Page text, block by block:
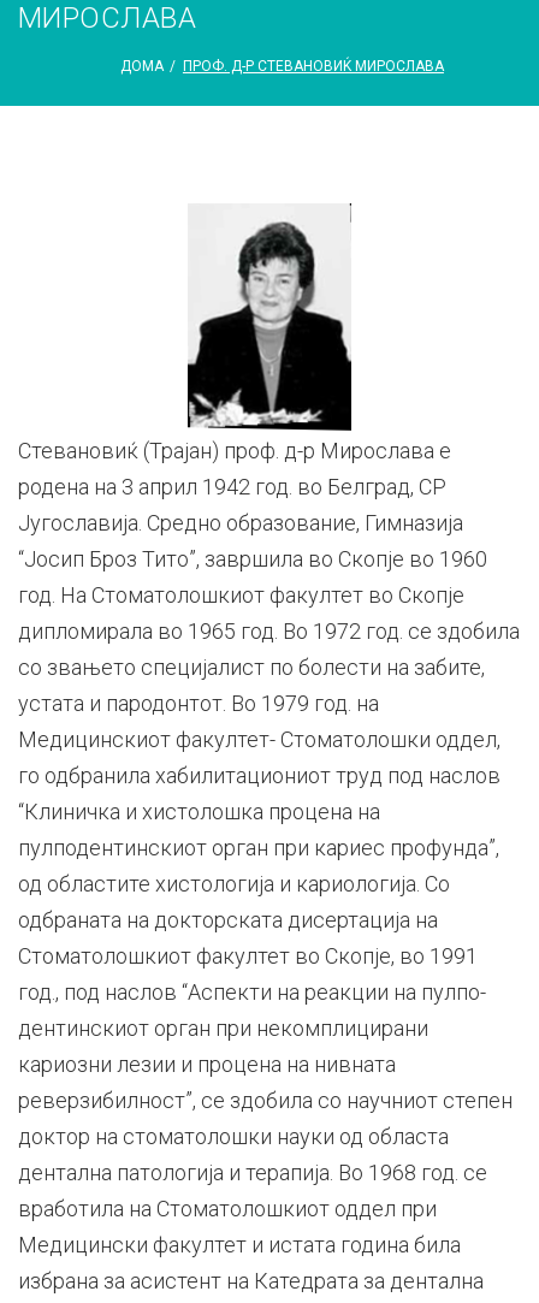
МИРОСЛАВА
ДОМА / ПРОФ. Д-Р СТЕВАНОВИЌ МИРОСЛАВА
Стевановиќ (Трајан) проф. д-р Мирослава е
родена на 3 април 1942 год. во Белград, СР
Југославија. Средно образование, Гимназија
“Јосип Броз Тито”, завршила во Скопје во 1960
год. На Стоматолошкиот факултет во Скопје
дипломирала во 1965 год. Во 1972 год. се здобила
со звањето специјалист по болести на забите,
устата и пародонтот. Во 1979 год. на
Медицинскиот факултет- Стоматолошки оддел,
го одбранила хабилитациониот труд под наслов
“Клиничка и хистолошка процена на
пулподентинскиот орган при кариес профунда”,
од областите хистологија и кариологија. Со
одбраната на докторската дисертација на
Стоматолошкиот факултет во Скопје, во 1991
год., под наслов “Аспекти на реакции на пулпо-
дентинскиот орган при некомплицирани
кариозни лезии и процена на нивната
реверзибилност”, се здобила со научниот степен
доктор на стоматолошки науки од областа
дентална патологија и терапија. Во 1968 год. се
вработила на Стоматолошкиот оддел при
Медицински факултет и истата година била
избрана за асистент на Катедрата за дентална